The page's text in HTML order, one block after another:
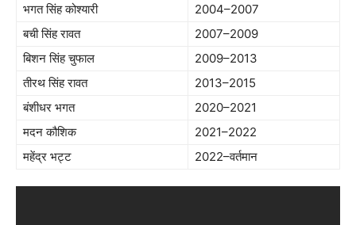
भगत सिंह कोश्यारी
2004–2007
बची सिंह रावत
2007–2009
बिशन सिंह चुफाल
2009–2013
तीरथ सिंह रावत
2013–2015
बंशीधर भगत
2020–2021
मदन कौशिक
2021–2022
महेंद्र भट्ट
2022–वर्तमान